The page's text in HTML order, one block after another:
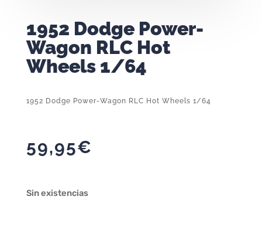
1952 Dodge Power-
Wagon RLC Hot
Wheels 1/64
1952 Dodge Power-Wagon RLC Hot Wheels 1/64
59,95€
Sin existencias